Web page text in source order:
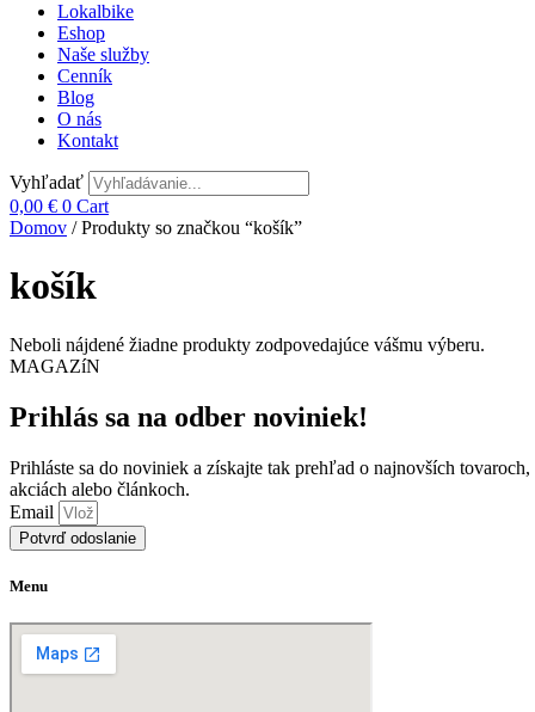
Lokalbike
Eshop
Naše služby
Cenník
Blog
O nás
Kontakt
Vyhľadať
0,00 € 0 Cart
Domov / Produkty so značkou “košík”
košík
Neboli nájdené žiadne produkty zodpovedajúce vášmu výberu.
MAGAZíN
Prihlás sa na odber noviniek!
Prihláste sa do noviniek a získajte tak prehľad o najnovších tovaroch,
akciách alebo článkoch.
Email
Potvrď odoslanie
Menu